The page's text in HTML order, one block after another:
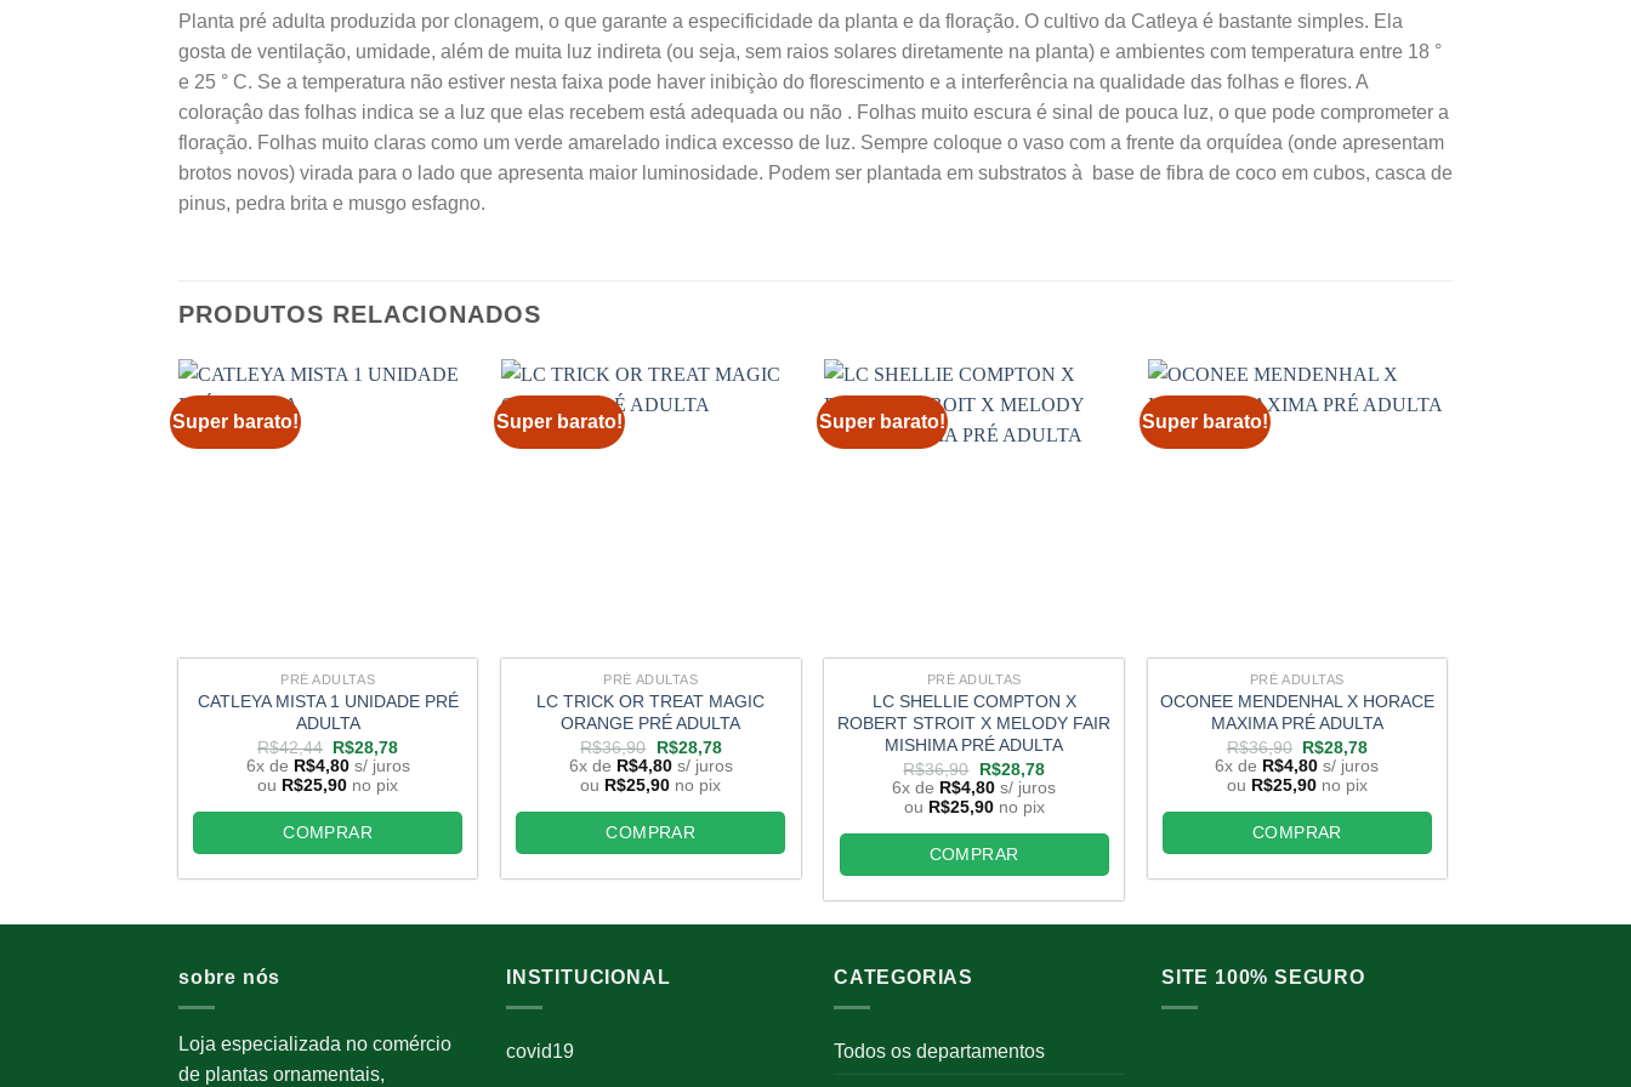
Planta pré adulta produzida por clonagem, o que garante a especificidade da planta e da floração. O cultivo da Catleya é bastante simples. Ela
gosta de ventilação, umidade, além de muita luz indireta (ou seja, sem raios solares diretamente na planta) e ambientes com temperatura entre 18 °
e 25 ° C. Se a temperatura não estiver nesta faixa pode haver inibiçào do florescimento e a interferência na qualidade das folhas e flores. A
coloraçâo das folhas indica se a luz que elas recebem está adequada ou não . Folhas muito escura é sinal de pouca luz, o que pode comprometer a
floração. Folhas muito claras como um verde amarelado indica excesso de luz. Sempre coloque o vaso com a frente da orquídea (onde apresentam
brotos novos) virada para o lado que apresenta maior luminosidade. Podem ser plantada em substratos à base de fibra de coco em cubos, casca de
pinus, pedra brita e musgo esfagno.
PRODUTOS RELACIONADOS
Super barato!
PRÉ ADULTAS
CATLEYA MISTA 1 UNIDADE PRÉ
ADULTA
R$42,44 O
preço
original
era:
R$42,44.
R$28,78O
preço
atual
é:
R$28,78.
6x de R$4,80 s/ juros
ou R$25,90 no pix
COMPRAR
Super barato!
PRÉ ADULTAS
LC TRICK OR TREAT MAGIC
ORANGE PRÉ ADULTA
R$36,90
O
preço
original
era:
R$36,90.
R$28,78O
preço
atual
é:
R$28,78.
6x de R$4,80 s/ juros
ou R$25,90 no pix
COMPRAR
Super barato!
PRÉ ADULTAS
LC SHELLIE COMPTON X
ROBERT STROIT X MELODY FAIR
MISHIMA PRÉ ADULTA
R$36,90 O
preço
original
era:
R$36,90.
R$28,78O
preço
atual
é:
R$28,78.
6x de R$4,80 s/ juros
ou R$25,90 no pix
COMPRAR
Super barato!
PRÉ ADULTAS
OCONEE MENDENHAL X HORACE
MAXIMA PRÉ ADULTA
R$36,90 O
preço
original
era:
R$36,90.
R$28,78O
preço
atual
é:
R$28,78.
6x de R$4,80 s/ juros
ou R$25,90 no pix
COMPRAR
sobre nós
Loja especializada no comércio
de plantas ornamentais,
INSTITUCIONAL
covid19
CATEGORIAS
Todos os departamentos
SITE 100% SEGURO